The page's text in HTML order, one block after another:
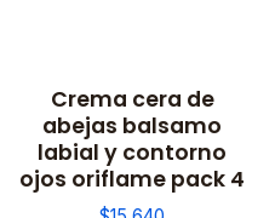
Crema cera de
abejas balsamo
labial y contorno
ojos oriflame pack 4